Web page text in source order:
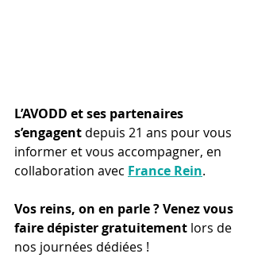
L’AVODD et ses partenaires
s’engagent depuis 21 ans pour vous
informer et vous accompagner, en
collaboration avec France Rein.
Vos reins, on en parle ?Venez vous
faire dépister gratuitement lors de
nos journées dédiées !